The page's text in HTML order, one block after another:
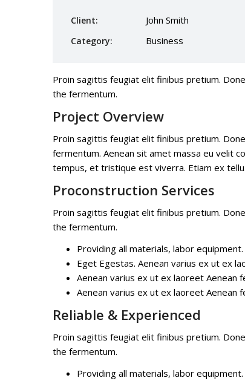
Client: John Smith
Category: Business
Proin sagittis feugiat elit finibus pretium.
the fermentum.
Project Overview
Proin sagittis feugiat elit finibus pretium.
fermentum. Aenean sit amet massa eu velit
tempus, et tristique est viverra. Etiam ex
Proconstruction Services
Proin sagittis feugiat elit finibus pretium.
the fermentum.
Providing all materials, labor equipment.
Eget Egestas. Aenean varius ex ut ex
Aenean varius ex ut ex laoreet Aenean
Aenean varius ex ut ex laoreet Aenean
Reliable & Experienced
Proin sagittis feugiat elit finibus pretium.
the fermentum.
Providing all materials, labor equipment.